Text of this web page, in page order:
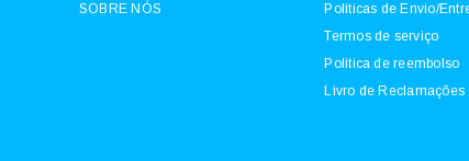
SOBRE NÓS
Políticas de Envio/
Termos de serviço
Política de reembolso
Livro de Reclamações